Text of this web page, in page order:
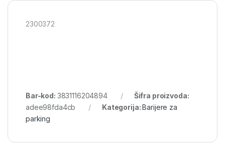
2300372
Bar-kod: 3831116204894
Šifra proizvoda:
adee98fda4cb
Kategorija:Barijere za
parking